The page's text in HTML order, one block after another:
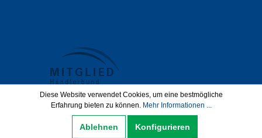
Datenschutz AGB
Impressum
Diese Website verwendet Cookies, um eine bestmögliche
Erfahrung bieten zu können. Mehr Informationen ...
Ablehnen Konfigurieren